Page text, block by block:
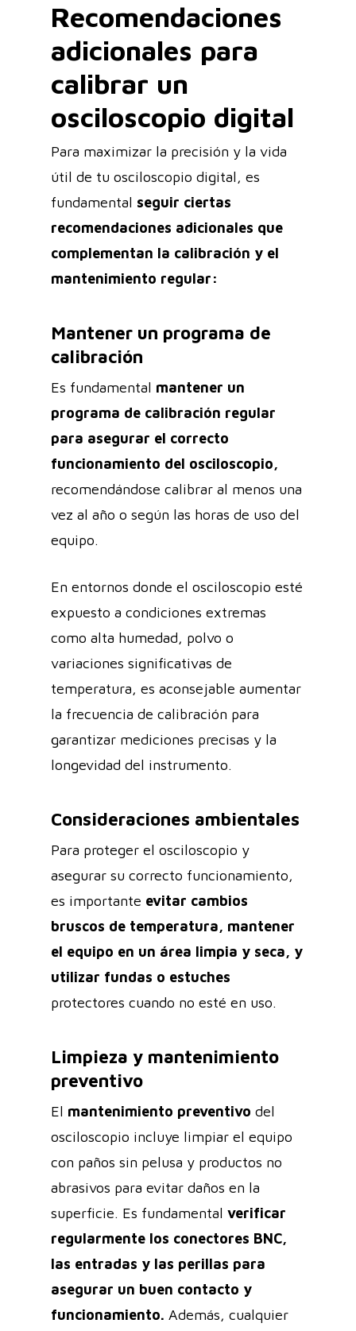
Recomendaciones
adicionales para
calibrar un
osciloscopio digital
Para maximizar la precisión y la vida
útil de tu osciloscopio digital, es
fundamental seguir ciertas
recomendaciones adicionales que
complementan la calibración y el
mantenimiento regular:
Mantener un programa de
calibración
Es fundamental mantener un
programa de calibración regular
para asegurar el correcto
funcionamiento del osciloscopio,
recomendándose calibrar al menos una
vez al año o según las horas de uso del
equipo.
En entornos donde el osciloscopio esté
expuesto a condiciones extremas
como alta humedad, polvo o
variaciones significativas de
temperatura, es aconsejable aumentar
la frecuencia de calibración para
garantizar mediciones precisas y la
longevidad del instrumento.
Consideraciones ambientales
Para proteger el osciloscopio y
asegurar su correcto funcionamiento,
es importante evitar cambios
bruscos de temperatura, mantener
el equipo en un área limpia y seca, y
utilizar fundas o estuches
protectores cuando no esté en uso.
Limpieza y mantenimiento
preventivo
El mantenimiento preventivo del
osciloscopio incluye limpiar el equipo
con paños sin pelusa y productos no
abrasivos para evitar daños en la
superficie. Es fundamental verificar
regularmente los conectores BNC,
las entradas y las perillas para
asegurar un buen contacto y
funcionamiento. Además, cualquier